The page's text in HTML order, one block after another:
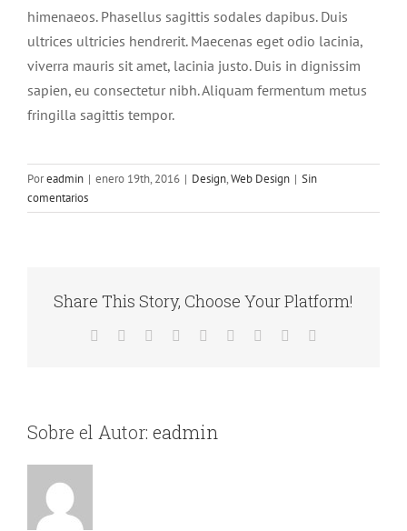
himenaeos. Phasellus sagittis sodales dapibus. Duis
ultrices ultricies hendrerit. Maecenas eget odio lacinia,
viverra mauris sit amet, lacinia justo. Duis in dignissim
sapien, eu consectetur nibh. Aliquam fermentum metus
fringilla sagittis tempor.
Poreadmin | enero 19th, 2016 | Design,Web Design | Sin
comentarios
Share This Story, Choose Your Platform!
Sobre el Autor: eadmin